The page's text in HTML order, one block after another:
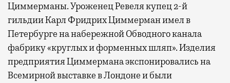
Циммерманы. Уроженец Ревеля купец 2-й
гильдии Карл Фридрих Циммерман имел в
Петербурге на набережной Обводного канала
фабрику «круглых и форменных шляп». Изделия
предприятия Циммермана экспонировались на
Всемирной выставке в Лондоне и были